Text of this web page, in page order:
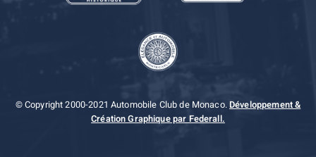
© Copyright 2000-2021 Automobile Club de Monaco.Développement &
Création Graphique par Federall.